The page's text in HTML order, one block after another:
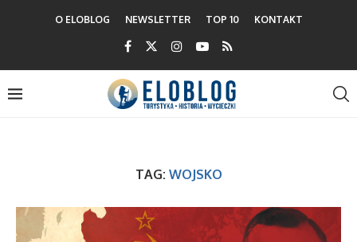
O ELOBLOG NEWSLETTER TOP 10 KONTAKT
TAG: WOJSKO